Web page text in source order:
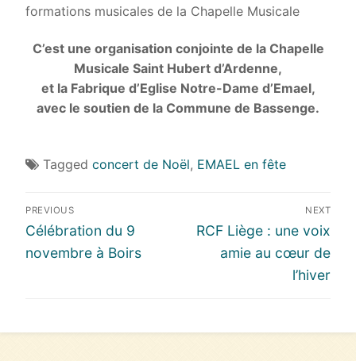
formations musicales de la Chapelle Musicale
C’est une organisation conjointe de la Chapelle
Musicale Saint Hubert d’Ardenne,
et la Fabrique d’Eglise Notre-Dame d’Emael,
avec le soutien de la Commune de Bassenge.
Tagged concert de Noël, EMAEL en fête
Navigation
de
l’article
PREVIOUS
Previous
post:
Célébration du 9
novembre à Boirs
NEXT
Next
post:
RCF Liège : une voix
amie au cœur de
l’hiver